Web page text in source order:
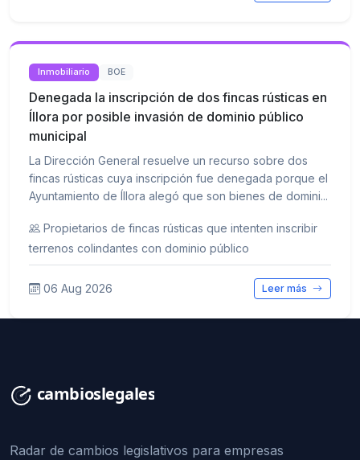
Inmobiliario BOE
Denegada la inscripción de dos fincas rústicas en
Íllora por posible invasión de dominio público
municipal
La Dirección General resuelve un recurso sobre dos
fincas rústicas cuya inscripción fue denegada porque el
Ayuntamiento de Íllora alegó que son bienes de domini...
Propietarios de fincas rústicas que intenten inscribir
terrenos colindantes con dominio público
06 Aug 2026 Leer más
Radar de cambios legislativos para empresas